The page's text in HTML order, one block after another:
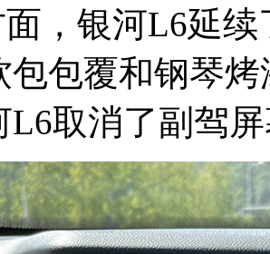
，银河L6延
包包覆和钢琴
L6取消了副驾